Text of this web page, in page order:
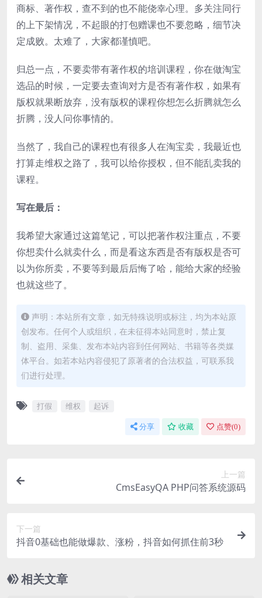
商标、著作权，查不到的也不能侥幸心理。多关注同行
的上下架情况，不起眼的打包赠课也不要忽略，细节决
定成败。太难了，大家都谨慎吧。
归总一点，不要卖带有著作权的培训课程，你在做淘宝
选品的时候，一定要去查询对方是否有著作权，如果有
版权就果断放弃，没有版权的课程你想怎么折腾就怎么
折腾，没人问你事情的。
当然了，我自己的课程也有很多人在淘宝卖，我最近也
打算走维权之路了，我可以给你授权，但不能乱卖我的
课程。
写在最后：
我希望大家通过这篇笔记，可以把著作权注重点，不要
你想卖什么就卖什么，而是看这东西是否有版权是否可
以为你所卖，不要等到最后后悔了哈，能给大家的经验
也就这些了。
声明：本站所有文章，如无特殊说明或标注，均为本站原
创发布。任何个人或组织，在未征得本站同意时，禁止复
制、盗用、采集、发布本站内容到任何网站、书籍等各类媒
体平台。如若本站内容侵犯了原著者的合法权益，可联系我
们进行处理。
打假 维权 起诉
分享 收藏 点赞(0)
上一篇
CmsEasyQA PHP问答系统源码
下一篇
抖音0基础也能做爆款、涨粉，抖音如何抓住前3秒
相关文章